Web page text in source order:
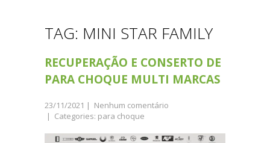
TAG: MINI STAR FAMILY
RECUPERAÇÃO E CONSERTO DE
PARA CHOQUE MULTI MARCAS
23/11/2021 | Nenhum comentário
| Categories: para choque